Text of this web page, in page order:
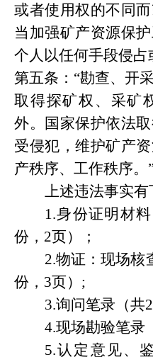
或者使用权的不同
当加强矿产资源保
个人以任何手段侵占
第五条：“勘查、开
取得探矿权、采矿
外。国家保护依法
受侵犯，维护矿产
产秩序、工作秩序。
上述违法事实
1.身份证明材
份，2页）；
2.物证：现场核
份，3页） ;
3.询问笔录（共
4.现场勘验笔录
5.认定意见、